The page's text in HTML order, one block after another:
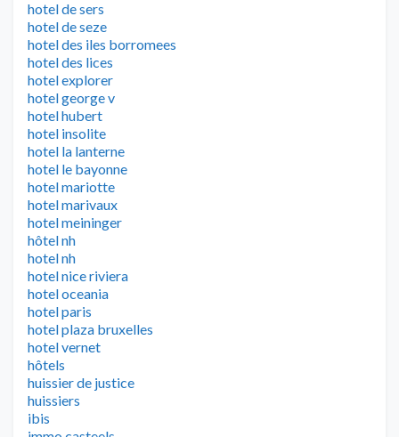
hotel de sers
hotel de seze
hotel des iles borromees
hotel des lices
hotel explorer
hotel george v
hotel hubert
hotel insolite
hotel la lanterne
hotel le bayonne
hotel mariotte
hotel marivaux
hotel meininger
hôtel nh
hotel nh
hotel nice riviera
hotel oceania
hotel paris
hotel plaza bruxelles
hotel vernet
hôtels
huissier de justice
huissiers
ibis